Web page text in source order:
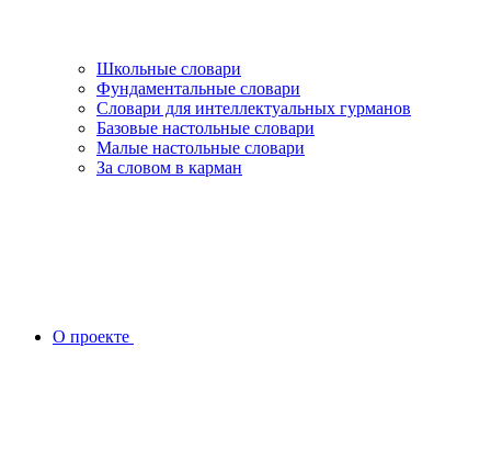
Школьные словари
Фундаментальные словари
Словари для интеллектуальных гурманов
Базовые настольные словари
Малые настольные словари
За словом в карман
О проекте